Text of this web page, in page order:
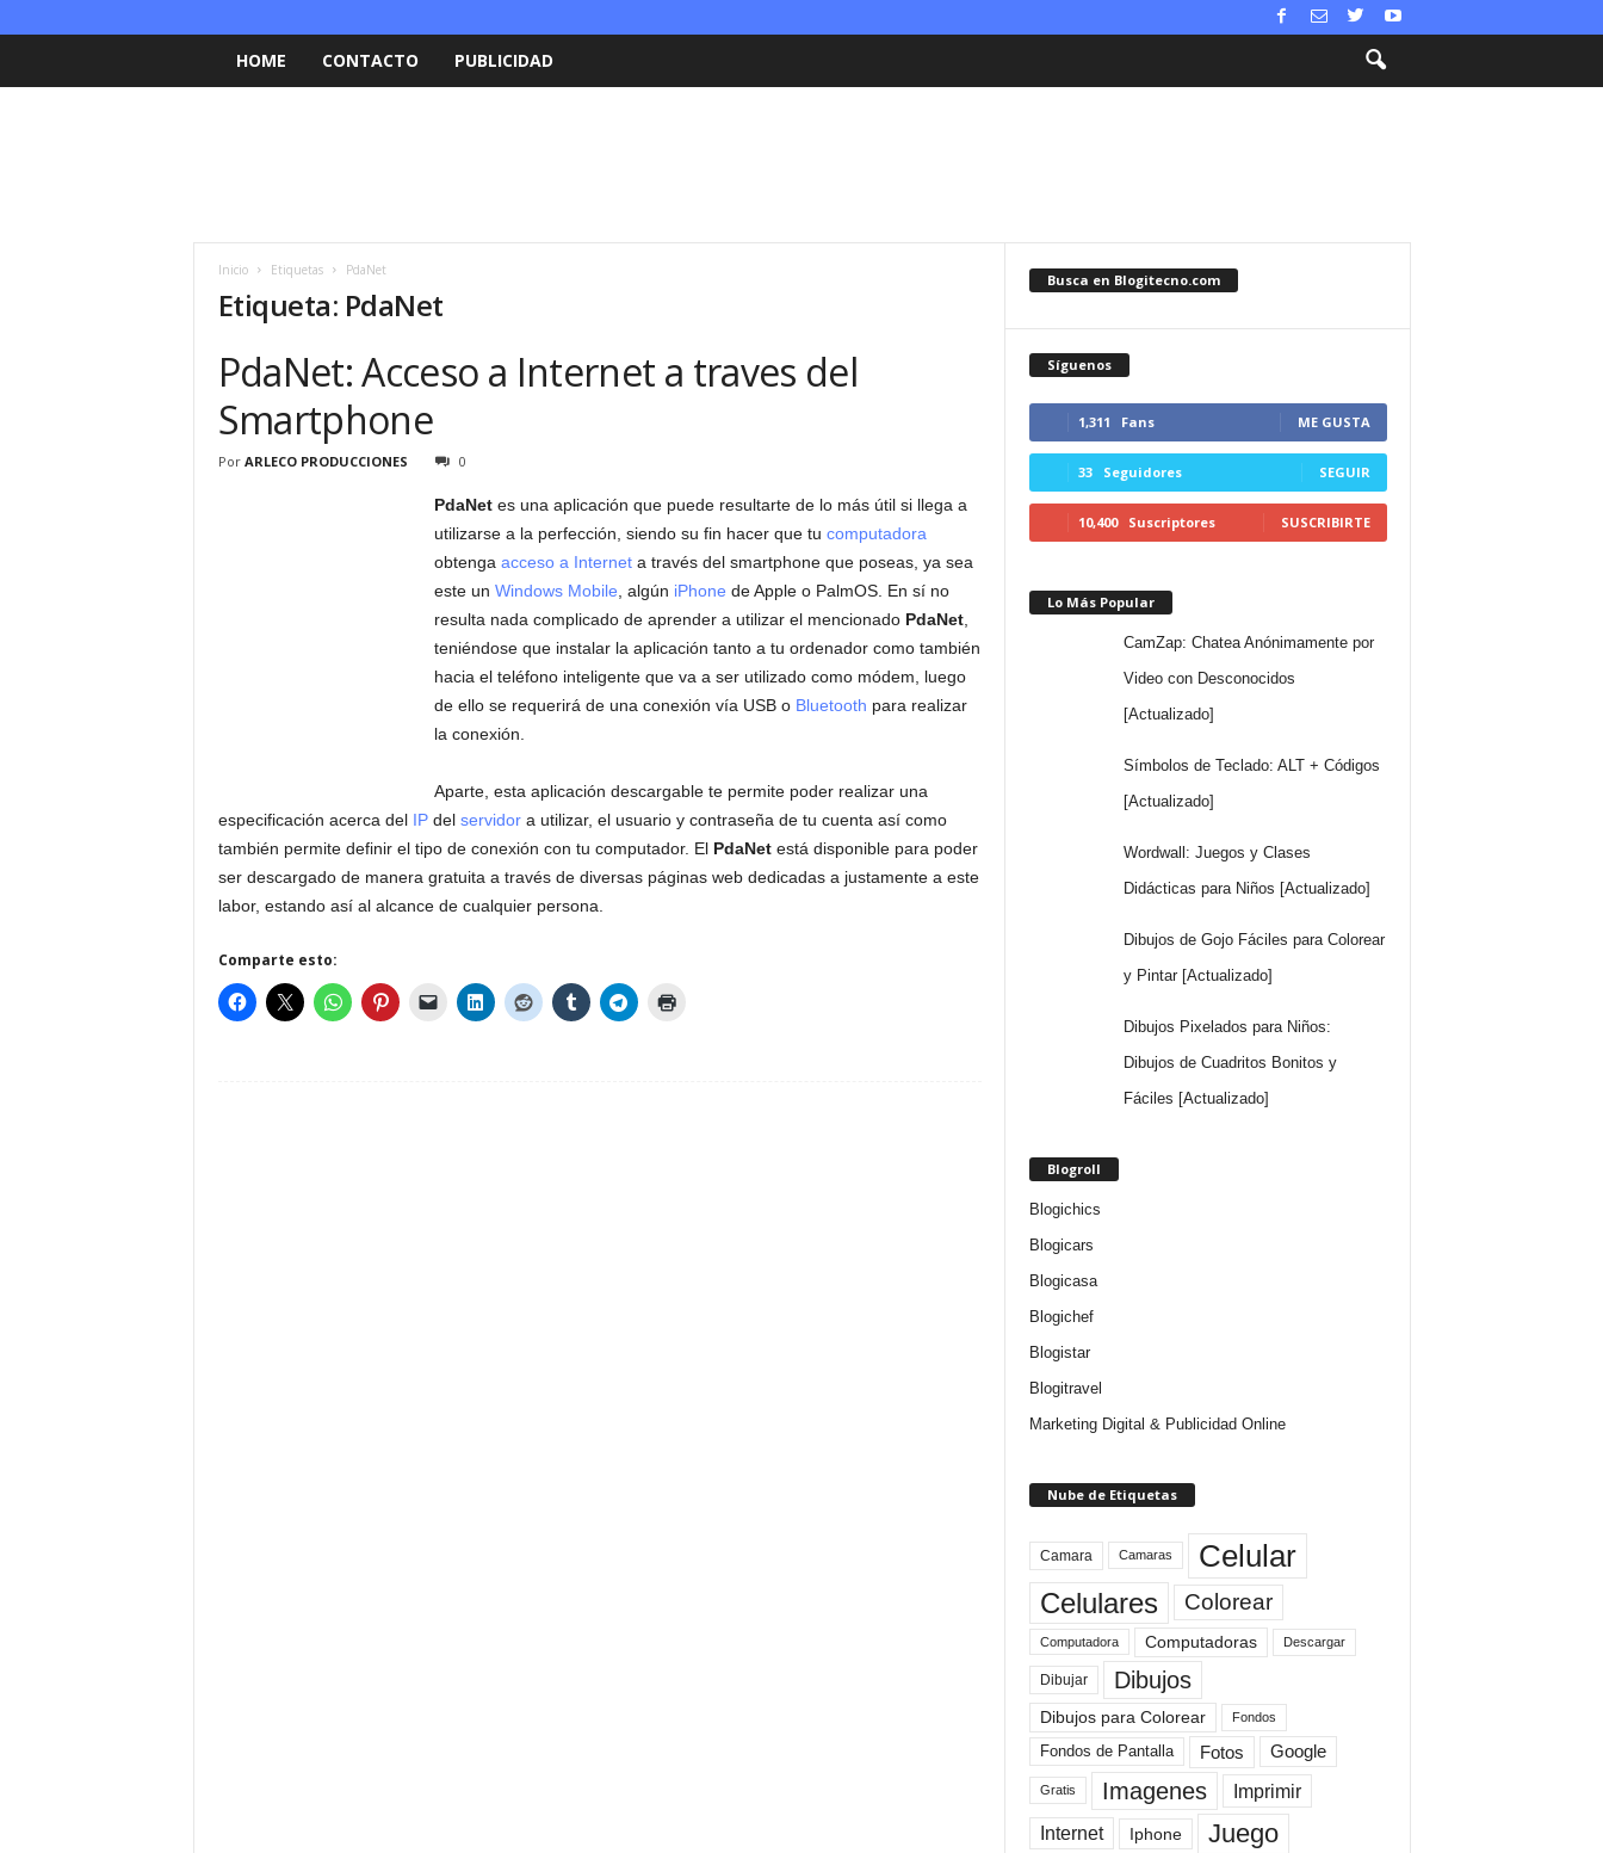
HOME CONTACTO PUBLICIDAD
Inicio Etiquetas PdaNet
Etiqueta: PdaNet
PdaNet: Acceso a Internet a traves del
Smartphone
Por ARLECO PRODUCCIONES 0
PdaNetes una aplicación que puede resultarte de lo más útil si llega a
utilizarse a la perfección, siendo su fin hacer que tu computadora
obtenga acceso a Interneta través del smartphone que poseas, ya sea
este un Windows Mobile , algún iPhone de Apple o PalmOS. En sí no
resulta nada complicado de aprender a utilizar el mencionado PdaNet,
teniéndose que instalar la aplicación tanto a tu ordenador como también
hacia el teléfono inteligente que va a ser utilizado como módem, luego
de ello se requerirá de una conexión vía USB o Bluetooth para realizar
la conexión.
Aparte, esta aplicación descargable te permite poder realizar una
especificación acerca del IPdel servidora utilizar, el usuario y contraseña de tu cuenta así como
también permite definir el tipo de conexión con tu computador. El PdaNetestá disponible para poder
ser descargado de manera gratuita a través de diversas páginas web dedicadas a justamente a este
labor, estando así al alcance de cualquier persona.
Comparte esto:
Busca en Blogitecno.com
Síguenos
1,311 Fans ME GUSTA
33 Seguidores SEGUIR
10,400 Suscriptores SUSCRIBIRTE
Lo Más Popular
CamZap: Chatea Anónimamente por
Video con Desconocidos
[Actualizado]
Símbolos de Teclado: ALT + Códigos
[Actualizado]
Wordwall: Juegos y Clases
Didácticas para Niños [Actualizado]
Dibujos de Gojo Fáciles para Colorear
y Pintar [Actualizado]
Dibujos Pixelados para Niños:
Dibujos de Cuadritos Bonitos y
Fáciles [Actualizado]
Blogroll
Blogichics
Blogicars
Blogicasa
Blogichef
Blogistar
Blogitravel
Marketing Digital & Publicidad Online
Nube de Etiquetas
Camara Camaras Celular
Celulares Colorear
Computadora Computadoras Descargar
Dibujar Dibujos
Dibujos para Colorear Fondos
Fondos de Pantalla Fotos Google
Gratis Imagenes Imprimir
Internet Iphone Juego